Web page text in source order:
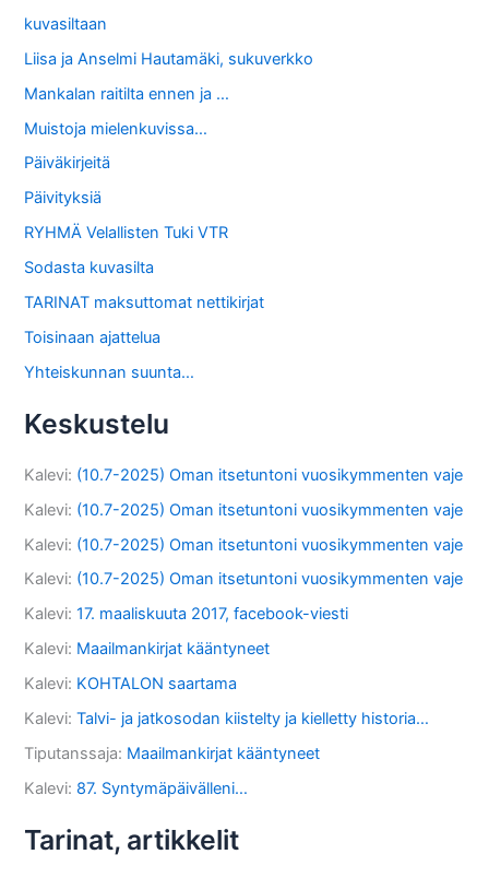
kuvasiltaan
Liisa ja Anselmi Hautamäki, sukuverkko
Mankalan raitilta ennen ja …
Muistoja mielenkuvissa…
Päiväkirjeitä
Päivityksiä
RYHMÄ Velallisten Tuki VTR
Sodasta kuvasilta
TARINAT maksuttomat nettikirjat
Toisinaan ajattelua
Yhteiskunnan suunta…
Keskustelu
Kalevi: (10.7-2025) Oman itsetuntoni vuosikymmenten vaje
Kalevi: (10.7-2025) Oman itsetuntoni vuosikymmenten vaje
Kalevi: (10.7-2025) Oman itsetuntoni vuosikymmenten vaje
Kalevi: (10.7-2025) Oman itsetuntoni vuosikymmenten vaje
Kalevi:17. maaliskuuta 2017, facebook-viesti
Kalevi: Maailmankirjat kääntyneet
Kalevi: KOHTALON saartama
Kalevi:Talvi- ja jatkosodan kiistelty ja kielletty historia…
Tiputanssaja: Maailmankirjat kääntyneet
Kalevi: 87. Syntymäpäivälleni…
Tarinat, artikkelit